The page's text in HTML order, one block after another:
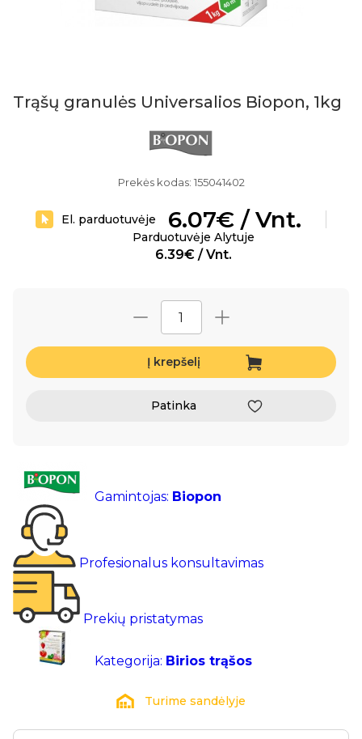
Trąšų granulės Universalios Biopon, 1kg
Prekės kodas: 155041402
El. parduotuvėje 6.07€ / Vnt.
Parduotuvėje Alytuje
6.39€ / Vnt.
Į krepšelį
Patinka
Gamintojas: Biopon
Profesionalus konsultavimas
Prekių pristatymas
Kategorija: Birios trąšos
Turime sandėlyje